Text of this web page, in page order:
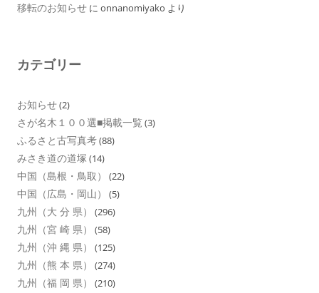
移転のお知らせ に onnanomiyako より
カテゴリー
お知らせ(2)
さが名木１００選■掲載一覧 (3)
ふるさと古写真考(88)
みさき道の道塚 (14)
中国（島根・鳥取） (22)
中国（広島・岡山） (5)
九州（大 分 県） (296)
九州（宮 崎 県） (58)
九州（沖 縄 県） (125)
九州（熊 本 県） (274)
九州（福 岡 県） (210)